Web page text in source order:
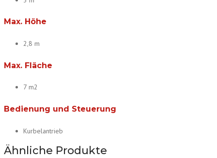
Max. Höhe
2,8 m
Max. Fläche
7 m2
Bedienung und Steuerung
Kurbelantrieb
Ähnliche Produkte